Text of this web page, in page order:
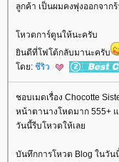
ลูกค้า เป็นผมคงพุ่งออกจาก
หวตการ์ตูนให้นะครับ
ินดีที่โฟโต้กลับมานะครับ
ดย: ชีริว
ชอบเมดเรื่อง Chocotte
หน้าตานางโหดมาก 555+
วันนี้รีบโหวตให้เล
บันทึกการโหวต Blog ในวัน